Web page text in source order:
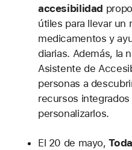
accesibilidad
útiles para llevar un
medicamentos y
diarias. Además, la
Asistente de
personas a
recursos integrados
personalizarlos.
El 20 de mayo,